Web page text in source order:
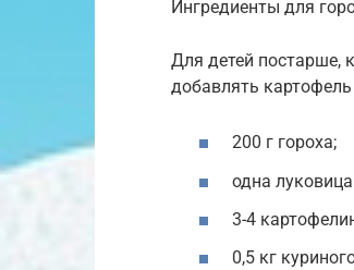
Ингредиенты для
Для детей постарше,
добавлять
200 г гороха;
одна
3-4
0,5 кг